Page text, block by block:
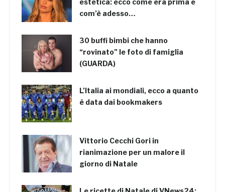
estetica: ecco come era prima e
com’è adesso…
30 buffi bimbi che hanno
“rovinato” le foto di famiglia
(GUARDA)
L’Italia ai mondiali, ecco a quanto
è data dai bookmakers
Vittorio Cecchi Gori in
rianimazione per un malore il
giorno di Natale